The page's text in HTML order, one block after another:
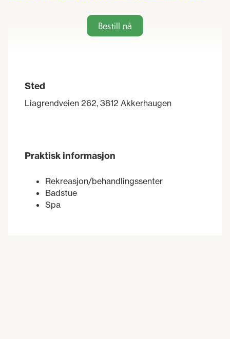
Bestill nå
Sted
Liagrendveien 262, 3812 Akkerhaugen
Praktisk informasjon
Rekreasjon/behandlingssenter
Badstue
Spa